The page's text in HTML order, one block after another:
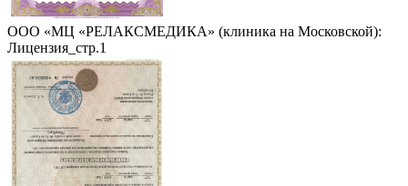
ООО «МЦ «РЕЛАКСМЕДИКА» (клиника на Московской):
Лицензия_стр.1